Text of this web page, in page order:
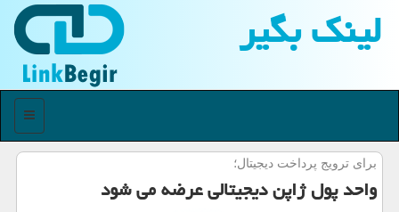
لینك بگیر
منو
برای ترویج پرداخت دیجیتال؛
واحد پول ژاپن دیجیتالی عرضه می شود